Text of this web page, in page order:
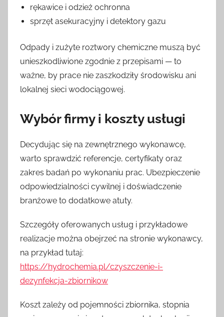
rękawice i odzież ochronna
sprzęt asekuracyjny i detektory gazu
Odpady i zużyte roztwory chemiczne muszą być
unieszkodliwione zgodnie z przepisami — to
ważne, by prace nie zaszkodziły środowisku ani
lokalnej sieci wodociągowej.
Wybór firmy i koszty usługi
Decydując się na zewnętrznego wykonawcę,
warto sprawdzić referencje, certyfikaty oraz
zakres badań po wykonaniu prac. Ubezpieczenie
odpowiedzialności cywilnej i doświadczenie
branżowe to dodatkowe atuty.
Szczegóły oferowanych usług i przykładowe
realizacje można obejrzeć na stronie wykonawcy,
na przykład tutaj:
https://hydrochemia.pl/czyszczenie-i-
dezynfekcja-zbiornikow
Koszt zależy od pojemności zbiornika, stopnia